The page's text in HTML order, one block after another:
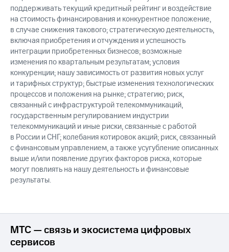
поддерживать текущий кредитный рейтинг и воздействие
на стоимость финансирования и конкурентное положение,
в случае снижения такового; стратегическую деятельность,
включая приобретения и отчуждения и успешность
интеграции приобретенных бизнесов; возможные
изменения по квартальным результатам; условия
конкуренции; нашу зависимость от развития новых услуг
и тарифных структур; быстрые изменения технологических
процессов и положения на рынке; стратегию; риск,
связанный с инфраструктурой телекоммуникаций,
государственным регулированием индустрии
телекоммуникаций и иные риски, связанные с работой
в России и СНГ; колебания котировок акций; риск, связанный
с финансовым управлением, а также усугубление описанных
выше и/или появление других факторов риска, которые
могут повлиять на нашу деятельность и финансовые
результаты.
МТС — связь и экосистема цифровых
сервисов